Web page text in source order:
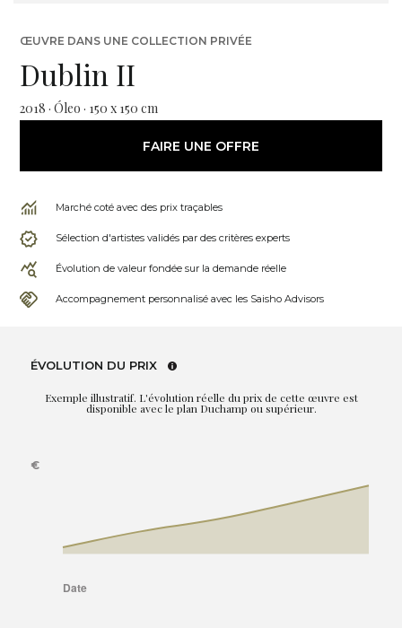
ŒUVRE DANS UNE COLLECTION PRIVÉE
Dublin II
2018 · Óleo · 150 x 150 cm
FAIRE UNE OFFRE
Marché coté avec des prix traçables
Sélection d'artistes validés par des critères experts
Évolution de valeur fondée sur la demande réelle
Accompagnement personnalisé avec les Saisho Advisors
ÉVOLUTION DU PRIX
Exemple illustratif. L'évolution réelle du prix de cette œuvre est
disponible avec le plan Duchamp ou supérieur.